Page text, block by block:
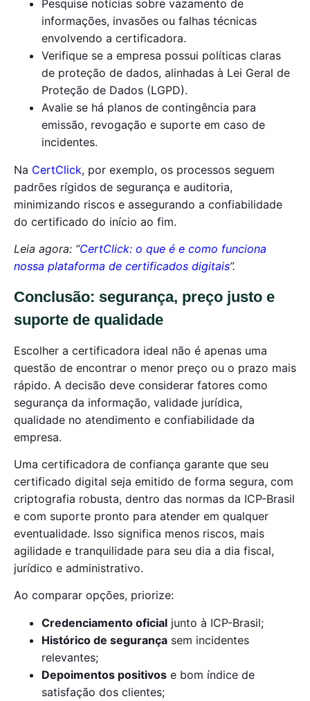
Pesquise notícias sobre vazamento de
informações, invasões ou falhas técnicas
envolvendo a certificadora.
Verifique se a empresa possui políticas claras
de proteção de dados, alinhadas à Lei Geral de
Proteção de Dados (LGPD).
Avalie se há planos de contingência para
emissão, revogação e suporte em caso de
incidentes.
Na CertClick, por exemplo, os processos seguem
padrões rígidos de segurança e auditoria,
minimizando riscos e assegurando a confiabilidade
do certificado do início ao fim.
Leia agora: “CertClick: o que é e como funciona
nossa plataforma de certificados digitais”.
Conclusão: segurança, preço justo e
suporte de qualidade
Escolher a certificadora ideal não é apenas uma
questão de encontrar o menor preço ou o prazo mais
rápido. A decisão deve considerar fatores como
segurança da informação, validade jurídica,
qualidade no atendimento e confiabilidade da
empresa.
Uma certificadora de confiança garante que seu
certificado digital seja emitido de forma segura, com
criptografia robusta, dentro das normas da ICP-Brasil
e com suporte pronto para atender em qualquer
eventualidade. Isso significa menos riscos, mais
agilidade e tranquilidade para seu dia a dia fiscal,
jurídico e administrativo.
Ao comparar opções, priorize:
Credenciamento oficial junto à ICP-Brasil;
Histórico de segurança sem incidentes
relevantes;
Depoimentos positivos e bom índice de
satisfação dos clientes;